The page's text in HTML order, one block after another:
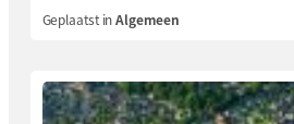
Geplaatst inAlgemeen